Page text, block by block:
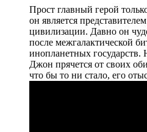
Прост главный герой
он является
цивилизации. Давно он
после межгалактической
инопланетных государств.
Джон прячется от своих
что бы то ни стало, его